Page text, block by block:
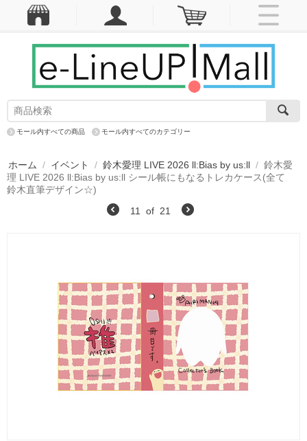
モール内すべての商品 モール内すべてのカテゴリー
ホーム / イベント / 鈴木愛理 LIVE 2026 ll:Bias by us:ll / 鈴木愛
理 LIVE 2026 ll:Bias by us:ll シール帳にもなるトレカケース(全て
鈴木直筆デザイン☆)
11
of 21